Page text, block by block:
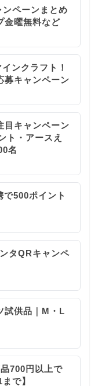
ンペーンまとめ
金曜無料など
ンクラフト！
募キャンペーン
目キャンペーン
ト・アースえ
名
で500ポイント
タQRキャンペ
試供品｜M・L
700円以上で
で】